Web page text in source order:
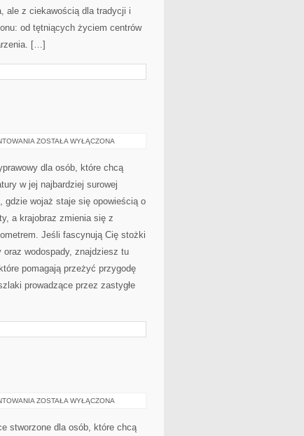
ale z ciekawością dla tradycji i
od tętniących życiem centrów
[…]
PUSTYNIE
ZOSTAŁA WYŁĄCZONA
dla osób, które chcą
w jej najbardziej surowej
gdzie wojaż staje się opowieścią o
a krajobraz zmienia się z
Jeśli fascynują Cię stożki
oraz wodospady, znajdziesz tu
pomagają przeżyć przygodę
prowadzące przez zastygłe
PORÓWNANIA
ZOSTAŁA WYŁĄCZONA
stworzone dla osób, które chcą